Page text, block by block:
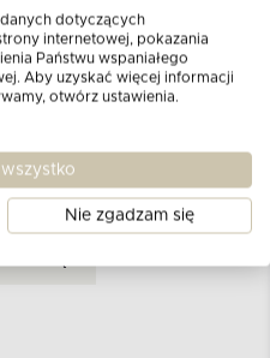
Organizer
opinii.Może chcesz
dotyczących
internetowej, pokazania
Państwu wspaniałego
Aby uzyskać więcej informacji
otwórz ustawienia.
Nie zgadzam się